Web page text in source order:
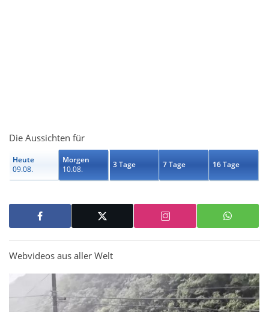
Die Aussichten für
Heute
09.08.
Morgen
10.08.
3 Tage 7 Tage 16 Tage
Webvideos aus aller Welt